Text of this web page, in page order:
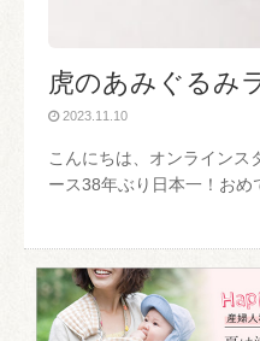
虎のあみぐるみ
2023.11.10
こんにちは、オンラインス
ース38年ぶり日本一！お